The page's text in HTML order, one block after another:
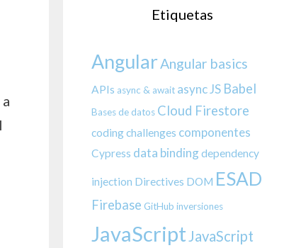
Etiquetas
AngularAngular basics
APIs async & await async JS Babel
Bases de datos Cloud Firestore
coding challenges componentes
Cypress data binding dependency
injection Directives DOM ESAD
Firebase GitHub inversiones
JavaScript JavaScript